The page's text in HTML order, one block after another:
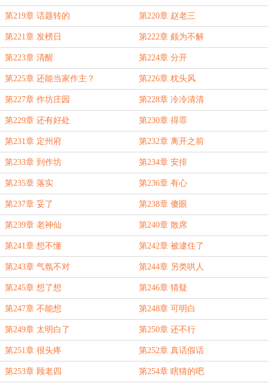
第219章 话题转的 第220章 赵老三
第221章 发榜日 第222章 颇为不解
第223章 清醒 第224章 分开
第225章 还能当家作主？ 第226章 枕头风
第227章 作坊庄园 第228章 冷冷清清
第229章 还有好处 第230章 得罪
第231章 定州府 第232章 离开之前
第233章 到作坊 第234章 安排
第235章 落实 第236章 有心
第237章 妥了 第238章 傻眼
第239章 老神仙 第240章 散席
第241章 想不懂 第242章 被逮住了
第243章 气氛不对 第244章 另类哄人
第245章 想了想 第246章 猜疑
第247章 不能想 第248章 可明白
第249章 太明白了 第250章 还不行
第251章 很头疼 第252章 真话假话
第253章 顾老四 第254章 瞎猜的吧